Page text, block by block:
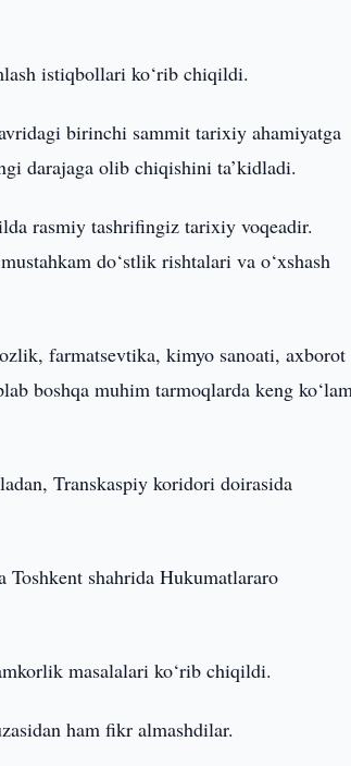
istiqbollari ko‘rib chiqildi.
birinchi sammit tarixiy ahamiyatga
darajaga olib chiqishini ta’kidladi.
rasmiy tashrifingiz tarixiy voqeadir.
do‘stlik rishtalari va o‘xshash
farmatsevtika, kimyo sanoati, axborot
boshqa muhim tarmoqlarda keng
Transkaspiy koridori doirasida
shahrida Hukumatlararo
masalalari ko‘rib chiqildi.
ham fikr almashdilar.